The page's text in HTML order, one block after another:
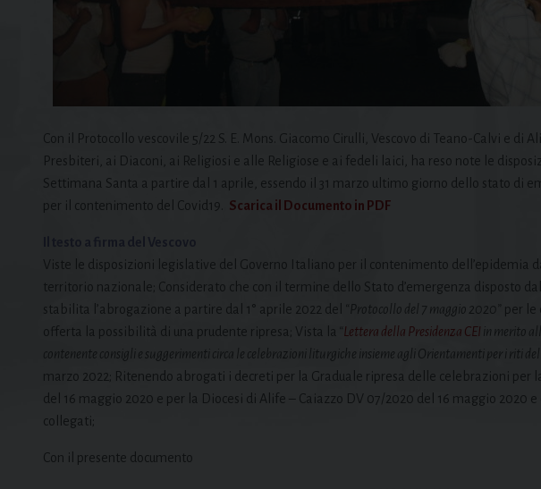
Con il Protocollo vescovile 5/22 S. E. Mons. Giacomo Cirulli, Vescovo di Teano-Calvi e di
Presbiteri, ai Diaconi, ai Religiosi e alle Religiose e ai fedeli laici, ha reso note le
Settimana Santa a partire dal 1 aprile, essendo il 31 marzo ultimo giorno dello stato di
per il contenimento del Covid19. Scarica il Documento in PDF
Viste le disposizioni legislative del Governo Italiano per il contenimento dell’epidemia
territorio nazionale; Considerato che con il termine dello Stato d’emergenza disposto
stabilita l’abrogazione a partire dal 1° aprile 2022 del
“Protocollo del 7 maggio 2020”
per le
offerta la possibilità di una prudente ripresa; Vista la “ Lettera della Presidenza CEI in merito
contenente consigli e suggerimenti circa le celebrazioni liturgiche insieme agli Orientamenti per i riti
marzo 2022; Ritenendo abrogati i decreti per la Graduale ripresa delle celebrazioni per
del 16 maggio 2020 e per la Diocesi di Alife – Caiazzo DV 07/2020 del 16 maggio 2020
collegati;
Con il presente documento